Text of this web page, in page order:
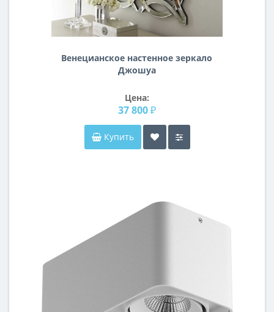
Венецианское настенное зеркало
Джошуа
Цена:
37 800 ₽
Купить